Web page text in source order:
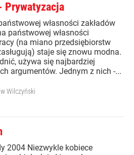
Prywatyzacja
własności zakładów
państwowej własności
(na miano przedsiębiorstw
staje się znowu modna.
używa się najbardziej
argumentów. Jednym z nich -...
Wilczyński
2004 Niezwykle kobiece